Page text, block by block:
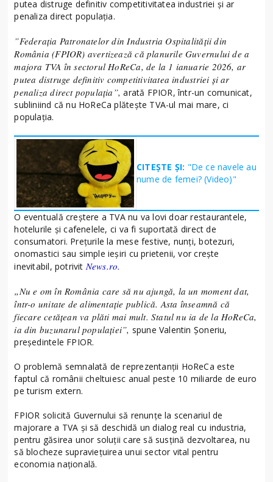
putea distruge definitiv competitivitatea industriei şi ar
penaliza direct populaţia.
”Federaţia Patronatelor din Industria Ospitalităţii din
România (FPIOR) avertizează că planurile Guvernului de a
majora TVA în sectorul HoReCa, de la 1 ianuarie 2026, ar
putea distruge definitiv competitivitatea industriei şi ar
penaliza direct populaţia”, arată FPIOR, într-un comunicat,
subliniind că nu HoReCa plăteşte TVA-ul mai mare, ci
populaţia.
CITEȘTE ȘI: "De ce navele au
nume de femei? (Video)"
O eventuală creştere a TVA nu va lovi doar restaurantele,
hotelurile şi cafenelele, ci va fi suportată direct de
consumatori. Preţurile la mese festive, nunţi, botezuri,
onomastici sau simple ieşiri cu prietenii, vor creşte
inevitabil, potrivitNews.ro.
„Nu e om în România care să nu ajungă, la un moment dat,
într-o unitate de alimentaţie publică. Asta înseamnă că
fiecare cetăţean va plăti mai mult. Statul nu ia de la HoReCa,
ia din buzunarul populaţiei”, spune Valentin Şoneriu,
preşedintele FPIOR.
O problemă semnalată de reprezentanţii HoReCa este
faptul că românii cheltuiesc anual peste 10 miliarde de euro
pe turism extern.
FPIOR solicită Guvernului să renunţe la scenariul de
majorare a TVA şi să deschidă un dialog real cu industria,
pentru găsirea unor soluţii care să susţină dezvoltarea, nu
să blocheze supravieţuirea unui sector vital pentru
economia naţională.